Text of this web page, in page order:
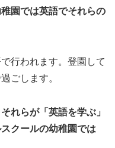
園では英語でそれらの
行われます。登園して
ごします。
れらが「英語を学ぶ」
クールの幼稚園では